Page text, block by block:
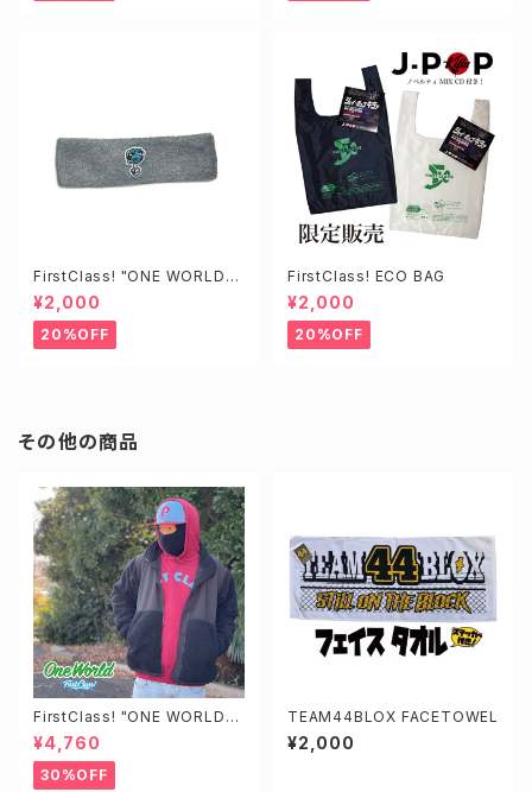
FirstClass! "ONE WORLD"
HEADBAND
¥2,000
20%OFF
FirstClass! ECO BAG
¥2,000
20%OFF
その他の商品
FirstClass! "ONE WORLD"
Hoody
¥4,760
30%OFF
TEAM44BLOX FACETOWEL
¥2,000